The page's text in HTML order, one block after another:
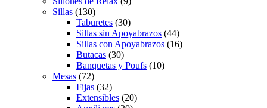
Sillas (130)
Taburetes (30)
Sillas sin Apoyabrazos (44)
Sillas con Apoyabrazos (16)
Butacas (30)
Banquetas y Poufs (10)
Mesas (72)
Fijas (32)
Extensibles (20)